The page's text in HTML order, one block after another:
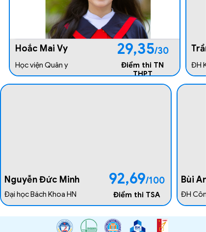
Nguyễn Tuấn Anh
Đại học Kinh Tế Quốc Dân
102/150
Điểm thi
HSA
ĐH
Bùi Thị Diệu Mai
Đỗ Đại học 2025
118/150
Điểm thi HSA
Quang
ĐH